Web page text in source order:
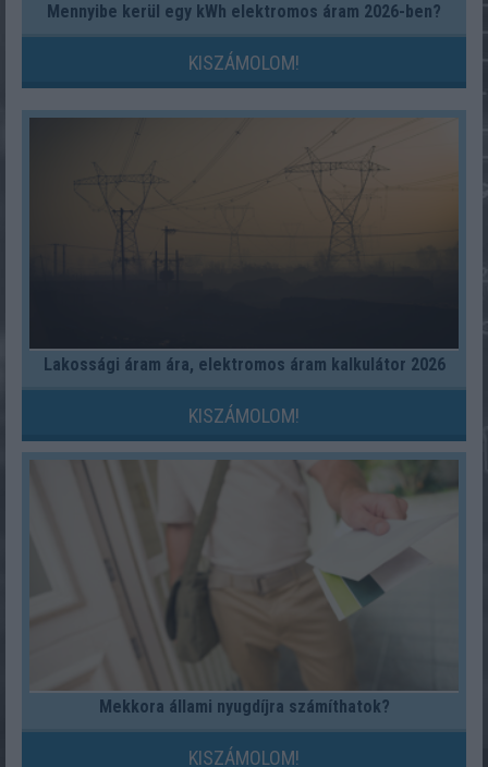
Mennyibe kerül egy kWh elektromos áram 2026-ben?
KISZÁMOLOM!
Lakossági áram ára, elektromos áram kalkulátor 2026
KISZÁMOLOM!
Mekkora állami nyugdíjra számíthatok?
KISZÁMOLOM!